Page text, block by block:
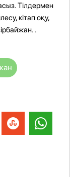
Тілдермен
кітап оқу,
.